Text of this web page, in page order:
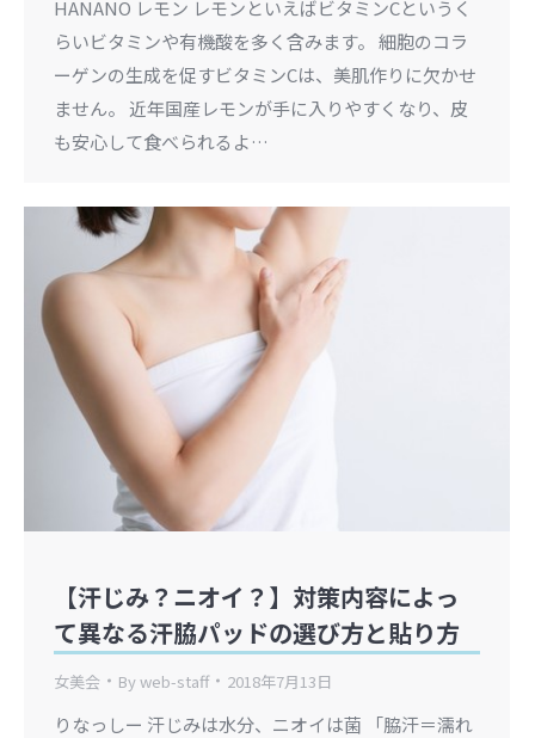
HANANO レモン レモンといえばビタミンCというく
らいビタミンや有機酸を多く含みます。 細胞のコラ
ーゲンの生成を促すビタミンCは、美肌作りに欠かせ
ません。 近年国産レモンが手に入りやすくなり、皮
も安心して食べられるよ…
【汗じみ？ニオイ？】対策内容によっ
て異なる汗脇パッドの選び方と貼り方
女美会 Byweb-staff 2018年7月13日
りなっしー 汗じみは水分、ニオイは菌 「脇汗＝濡れ